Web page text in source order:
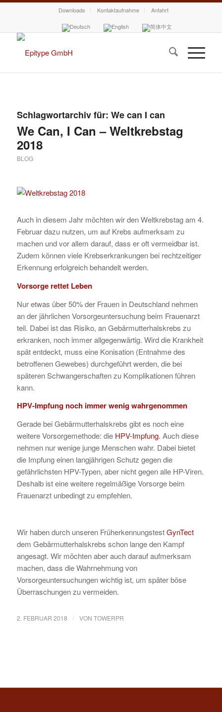
Downloads Kontaktaufnahme Anfahrt
Schlagwortarchiv für: We can I can
We Can, I Can – Weltkrebstag
2018
BLOG
Auch in diesem Jahr möchten wir den Weltkrebstag am 4.
Februar dazu nutzen, um auf Krebs aufmerksam zu
machen und vor allem darauf, dass er oft vermeidbar ist.
Zudem können viele Krebserkrankungen bei rechtzeitiger
Erkennung erfolgreich behandelt werden.
Vorsorge rettet Leben
Nur etwas über 50% der Frauen in Deutschland nehmen
an der jährlichen Vorsorgeuntersuchung beim Frauenarzt
teil. Dabei ist das Risiko, an Gebärmutterhalskrebs zu
erkranken, noch immer allgegenwärtig. Wird die Krankheit
spät entdeckt, muss eine Konisation (Entnahme des
betroffenen Gewebes) durchgeführt werden, die bei
späteren Schwangerschaften zu Komplikationen führen
kann.
HPV-Impfung noch immer wenig wahrgenommen
Gerade bei Gebärmutterhalskrebs gibt es noch eine
weitere Vorsorgemethode: die HPV-Impfung. Auch diese
nehmen nur wenige junge Menschen wahr. Dabei bietet
die Impfung einen langjährigen Schutz gegen die
gefährlichsten HPV-Typen, aber nicht gegen alle HP-Viren.
Deshalb ist eine weitere regelmäßige Vorsorge beim
Frauenarzt unbedingt zu empfehlen.
Wir haben durch unseren FrüherkennungstestGynTect
dem Gebärmutterhalskrebs schon lange den Kampf
angesagt. Wir möchten aber auch darauf aufmerksam
machen, dass die Wahrnehmung von
Vorsorgeuntersuchungen wichtig ist, um später böse
Überraschungen zu vermeiden.
2. FEBRUAR 2018 / VON TOWERPR